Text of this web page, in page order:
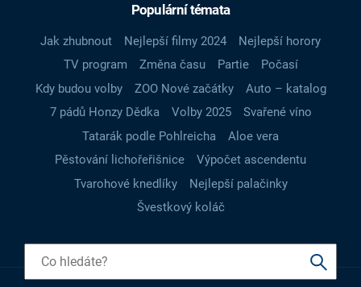
Populární témata
Jak zhubnout Nejlepší filmy 2024
Nejlepší horory
TV program
Změna času Partie
Počasí
Kdy budou volby
ZOO Nové začátky
Auto – katalog
7 pádů Honzy Dědka
Volby 2025
Svařené víno
Tatarák podle Pohlreicha
Aloe vera
Pěstování lichořeřišnice
Výpočet ascendentu
Tvarohové knedlíky
Nejlepší palačinky
Švestkový koláč